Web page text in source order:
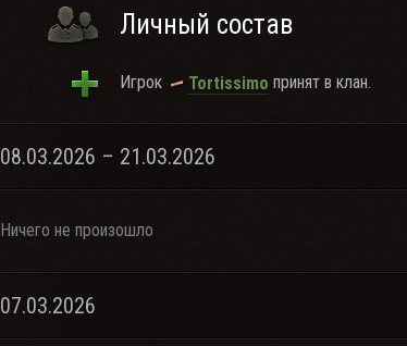
Личный состав
Игрок Tortissimo принят в клан.
08.03.2026 – 21.03.2026
Ничего не произошло
07.03.2026